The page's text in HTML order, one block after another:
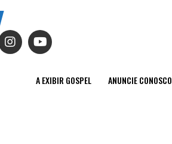
GOSPEL
A EXIBIR GOSPEL ANUNCIE CONOSCO